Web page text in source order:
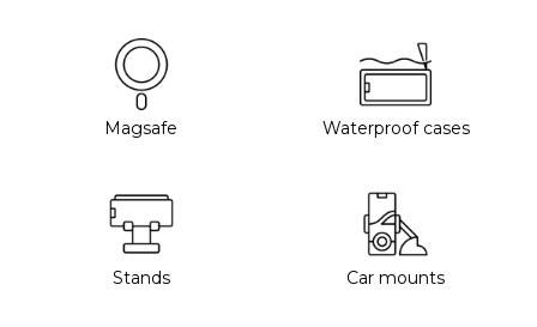
Magsafe Waterproof cases
Stands Car mounts